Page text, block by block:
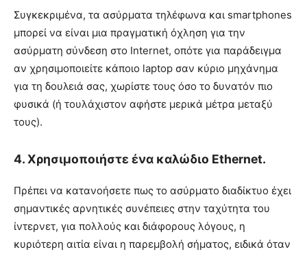
Συγκεκριμένα, τα ασύρματα τηλέφωνα και smartphones
μπορεί να είναι μια πραγματική όχληση για την
ασύρματη σύνδεση στο Internet, οπότε για παράδειγμα
αν χρησιμοποιείτε κάποιο laptop σαν κύριο μηχάνημα
για τη δουλειά σας, χωρίστε τους όσο το δυνατόν πιο
φυσικά (ή τουλάχιστον αφήστε μερικά μέτρα μεταξύ
τους).
4. Χρησιμοποιήστε ένα καλώδιο Ethernet.
Πρέπει να κατανοήσετε πως το ασύρματο διαδίκτυο έχει
σημαντικές αρνητικές συνέπειες στην ταχύτητα του
ίντερνετ, για πολλούς και διάφορους λόγους, η
κυριότερη αιτία είναι η παρεμβολή σήματος, ειδικά όταν